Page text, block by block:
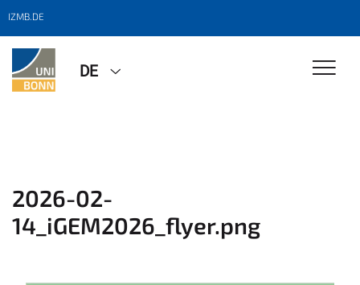
IZMB.DE
DE
2026-02-
14_iGEM2026_flyer.png